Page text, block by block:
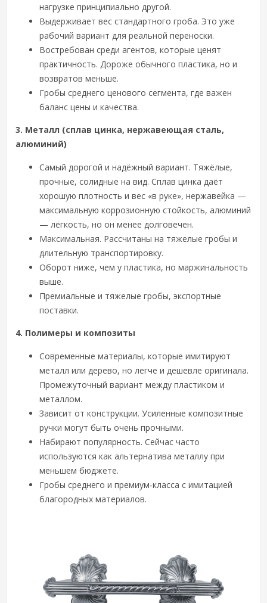
нагрузке принципиально другой.
Выдерживает вес стандартного гроба. Это уже
рабочий вариант для реальной переноски.
Востребован среди агентов, которые ценят
практичность. Дороже обычного пластика, но и
возвратов меньше.
Гробы среднего ценового сегмента, где важен
баланс цены и качества.
3. Металл (сплав цинка, нержавеющая сталь,
алюминий)
Самый дорогой и надёжный вариант. Тяжёлые,
прочные, солидные на вид. Сплав цинка даёт
хорошую плотность и вес «в руке», нержавейка —
максимальную коррозионную стойкость, алюминий
— лёгкость, но он менее долговечен.
Максимальная. Рассчитаны на тяжелые гробы и
длительную транспортировку.
Оборот ниже, чем у пластика, но маржинальность
выше.
Премиальные и тяжелые гробы, экспортные
поставки.
4. Полимеры и композиты
Современные материалы, которые имитируют
металл или дерево, но легче и дешевле оригинала.
Промежуточный вариант между пластиком и
металлом.
Зависит от конструкции. Усиленные композитные
ручки могут быть очень прочными.
Набирают популярность. Сейчас часто
используются как альтернатива металлу при
меньшем бюджете.
Гробы среднего и премиум‑класса с имитацией
благородных материалов.